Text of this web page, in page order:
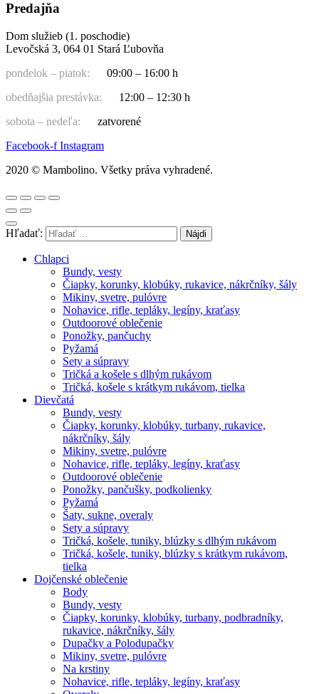
Predajňa
Dom služieb (1. poschodie)
Levočská 3, 064 01 Stará Ľubovňa
pondelok – piatok:
09:00 – 16:00 h
obedňajšia prestávka:
12:00 – 12:30 h
sobota – nedeľa:
zatvorené
Facebook-f Instagram
2020 © Mambolino. Všetky práva vyhradené.
Hľadať:
Chlapci
Bundy, vesty
Čiapky, korunky, klobúky, rukavice, nákrčníky, šály
Mikiny, svetre, pulóvre
Nohavice, rifle, tepláky, legíny, kraťasy
Outdoorové oblečenie
Ponožky, pančuchy
Pyžamá
Sety a súpravy
Tričká a košele s dlhým rukávom
Tričká, košele s krátkym rukávom, tielka
Dievčatá
Bundy, vesty
Čiapky, korunky, klobúky, turbany, rukavice,
nákrčníky, šály
Mikiny, svetre, pulóvre
Nohavice, rifle, tepláky, legíny, kraťasy
Outdoorové oblečenie
Ponožky, pančušky, podkolienky
Pyžamá
Šaty, sukne, overaly
Sety a súpravy
Tričká, košele, tuniky, blúzky s dlhým rukávom
Tričká, košele, tuniky, blúzky s krátkym rukávom,
tielka
Dojčenské oblečenie
Body
Bundy, vesty
Čiapky, korunky, klobúky, turbany, podbradníky,
rukavice, nákrčníky, šály
Dupačky a Polodupačky
Mikiny, svetre, pulóvre
Na krstiny
Nohavice, rifle, tepláky, legíny, kraťasy